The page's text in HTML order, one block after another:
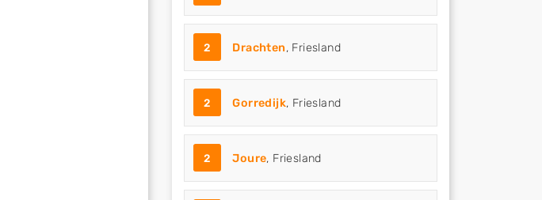
2 Drachten, Friesland
2 Gorredijk, Friesland
2 Joure, Friesland